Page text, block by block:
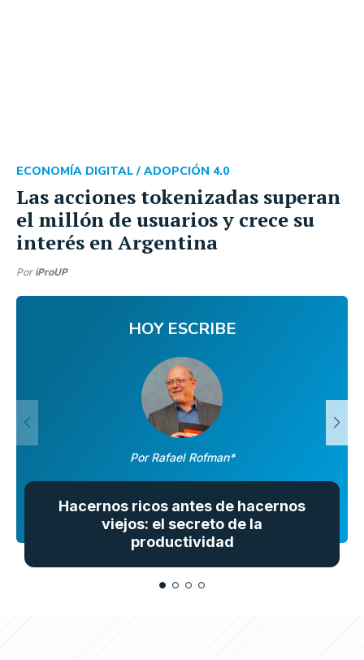
Las acciones tokenizadas superan
el millón de usuarios y crece su
interés en Argentina
ECONOMÍA DIGITAL / ADOPCIÓN 4.0
Por iProUP
Hacernos ricos antes de hacernos
viejos: el secreto de la
productividad
HOY ESCRIBE
Por Rafael Rofman*